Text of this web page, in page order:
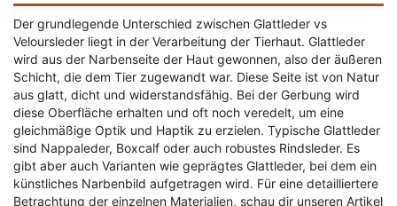
Der grundlegende Unterschied zwischen Glattleder vs
Veloursleder liegt in der Verarbeitung der Tierhaut. Glattleder
wird aus der Narbenseite der Haut gewonnen, also der äußeren
Schicht, die dem Tier zugewandt war. Diese Seite ist von Natur
aus glatt, dicht und widerstandsfähig. Bei der Gerbung wird
diese Oberfläche erhalten und oft noch veredelt, um eine
gleichmäßige Optik und Haptik zu erzielen. Typische Glattleder
sind Nappaleder, Boxcalf oder auch robustes Rindsleder. Es
gibt aber auch Varianten wie geprägtes Glattleder, bei dem ein
künstliches Narbenbild aufgetragen wird. Für eine detailliertere
Betrachtung der einzelnen Materialien, schau dir unseren Artikel